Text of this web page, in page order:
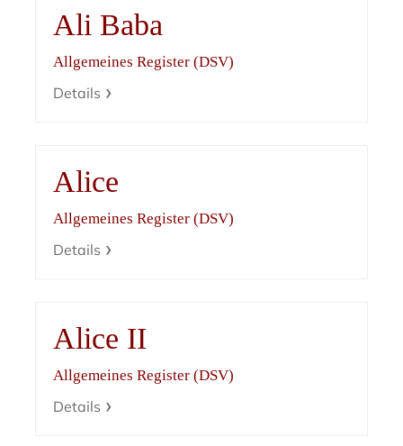
Ali Baba
Allgemeines Register (DSV)
Details
Alice
Allgemeines Register (DSV)
Details
Alice II
Allgemeines Register (DSV)
Details